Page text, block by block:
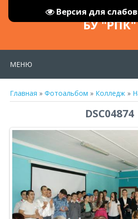
Версия для
БУ "РПК"
МЕНЮ
Главная » Фотоальбом » Колледж »
DSC04874